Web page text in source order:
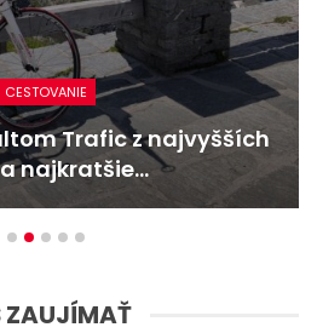
CESTOVANIE
Trafic z najvyšších
najkratšie…
ZAUJÍMAŤ